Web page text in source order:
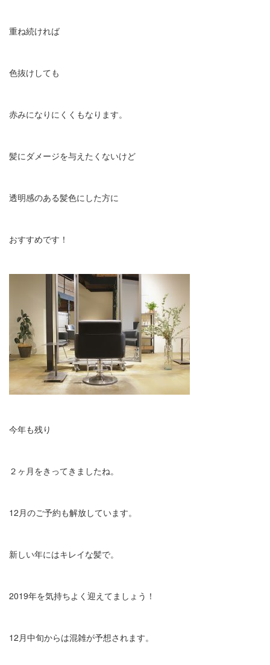
重ね続ければ
色抜けしても
赤みになりにくくもなります。
髪にダメージを与えたくないけど
透明感のある髪色にした方に
おすすめです！
今年も残り
２ヶ月をきってきましたね。
12月のご予約も解放しています。
新しい年にはキレイな髪で。
2019年を気持ちよく迎えてましょう！
12月中旬からは混雑が予想されます。